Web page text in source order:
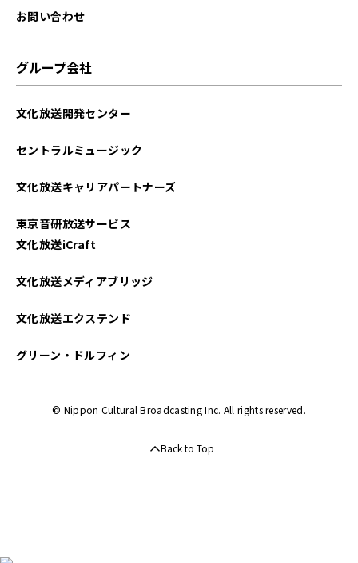
お問い合わせ
グループ会社
文化放送開発センター
セントラルミュージック
文化放送キャリアパートナーズ
東京音研放送サービス
文化放送iCraft
文化放送メディアブリッジ
文化放送エクステンド
グリーン・ドルフィン
© Nippon Cultural Broadcasting Inc. All rights reserved.
Back to Top